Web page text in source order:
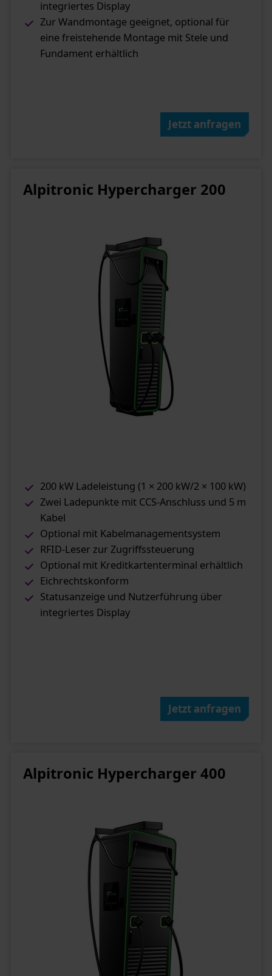
integriertes Display
Zur Wandmontage geeignet, optional für
eine freistehende Montage mit Stele und
Fundament erhältlich
Jetzt anfragen
Alpitronic Hypercharger 200
200 kW Ladeleistung (1 × 200 kW/2 × 100 kW)
Zwei Ladepunkte mit CCS-Anschluss und 5 m
Kabel
Optional mit Kabelmanagementsystem
RFID-Leser zur Zugriffssteuerung
Optional mit Kreditkartenterminal erhältlich
Eichrechtskonform
Statusanzeige und Nutzerführung über
integriertes Display
Jetzt anfragen
Alpitronic Hypercharger 400